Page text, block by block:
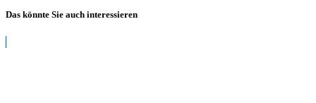
Das könnte Sie auch interessieren